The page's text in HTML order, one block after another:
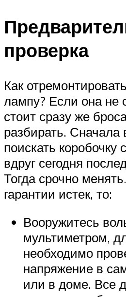
проверка
Как
лампу? Если она не
стоит сразу же
разбирать. Сначала
поискать коробочку
вдруг сегодня
Тогда срочно
гарантии истек, то:
Вооружитесь
мультиметром,
необходимо
напряжение в
или в доме. Все